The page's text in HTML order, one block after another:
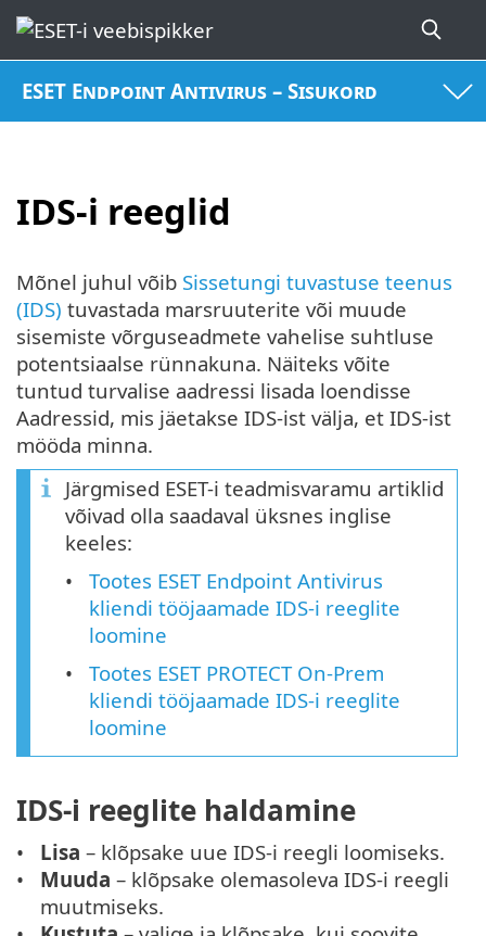
ESET Endpoint Antivirus – Sisukord
IDS-i reeglid
Mõnel juhul võib Sissetungi tuvastuse teenus
(IDS) tuvastada marsruuterite või muude
sisemiste võrguseadmete vahelise suhtluse
potentsiaalse rünnakuna. Näiteks võite
tuntud turvalise aadressi lisada loendisse
Aadressid, mis jäetakse IDS-ist välja, et IDS-ist
mööda minna.
Järgmised ESET-i teadmisvaramu artiklid
võivad olla saadaval üksnes inglise
keeles:
Tootes ESET Endpoint Antivirus
kliendi tööjaamade IDS-i reeglite
loomine
Tootes ESET PROTECT On-Prem
kliendi tööjaamade IDS-i reeglite
loomine
IDS-i reeglite haldamine
Lisa – klõpsake uue IDS-i reegli loomiseks.
Muuda – klõpsake olemasoleva IDS-i reegli
muutmiseks.